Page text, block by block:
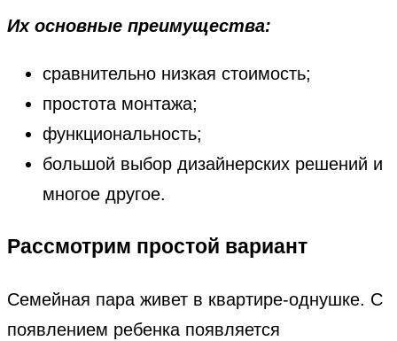
Их основные преимущества:
сравнительно низкая стоимость;
простота монтажа;
функциональность;
большой выбор дизайнерских решений и
многое другое.
Рассмотрим простой вариант
Семейная пара живет в квартире-однушке. С
появлением ребенка появляется